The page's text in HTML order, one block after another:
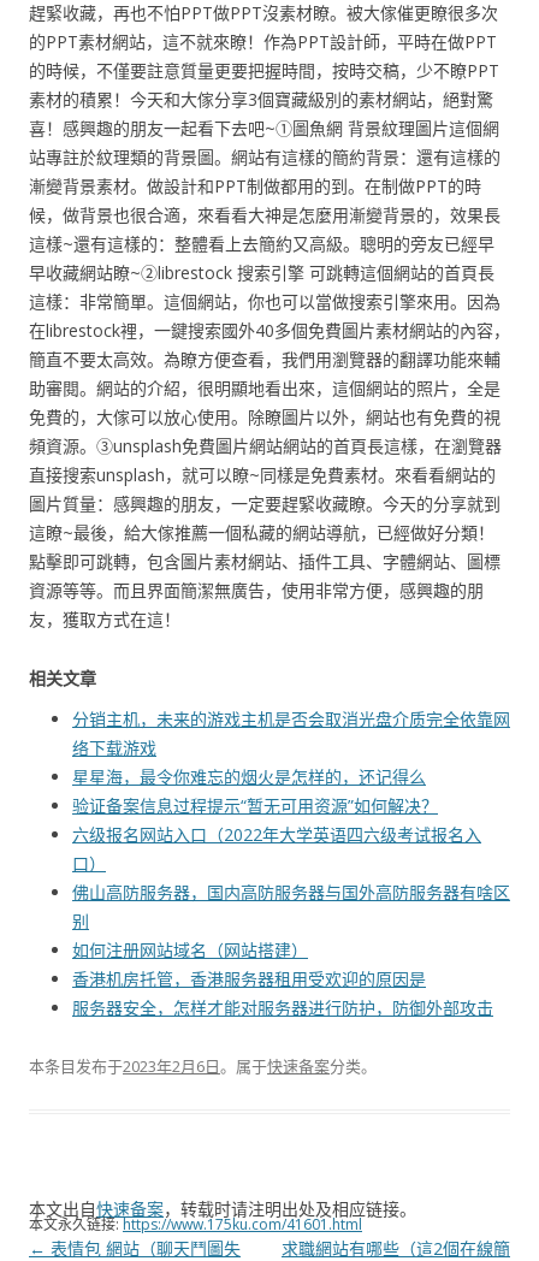
趕緊收藏，再也不怕PPT做PPT沒素材瞭。被大傢催更瞭很多次
的PPT素材網站，這不就來瞭！作為PPT設計師，平時在做PPT
的時候，不僅要註意質量更要把握時間，按時交稿，少不瞭PPT
素材的積累！今天和大傢分享3個寶藏級別的素材網站，絕對驚
喜！感興趣的朋友一起看下去吧~①圖魚網 背景紋理圖片這個網
站專註於紋理類的背景圖。網站有這樣的簡約背景：還有這樣的
漸變背景素材。做設計和PPT制做都用的到。在制做PPT的時
候，做背景也很合適，來看看大神是怎麼用漸變背景的，效果長
這樣~還有這樣的：整體看上去簡約又高級。聰明的旁友已經早
早收藏網站瞭~②librestock 搜索引擎 可跳轉這個網站的首頁長
這樣：非常簡單。這個網站，你也可以當做搜索引擎來用。因為
在librestock裡，一鍵搜索國外40多個免費圖片素材網站的內容，
簡直不要太高效。為瞭方便查看，我們用瀏覽器的翻譯功能來輔
助審閱。網站的介紹，很明顯地看出來，這個網站的照片，全是
免費的，大傢可以放心使用。除瞭圖片以外，網站也有免費的視
頻資源。③unsplash免費圖片網站網站的首頁長這樣，在瀏覽器
直接搜索unsplash，就可以瞭~同樣是免費素材。來看看網站的
圖片質量：感興趣的朋友，一定要趕緊收藏瞭。今天的分享就到
這瞭~最後，給大傢推薦一個私藏的網站導航，已經做好分類！
點擊即可跳轉，包含圖片素材網站、插件工具、字體網站、圖標
資源等等。而且界面簡潔無廣告，使用非常方便，感興趣的朋
友，獲取方式在這！
相关文章
分销主机，未来的游戏主机是否会取消光盘介质完全依靠网
络下载游戏
星星海，最令你难忘的烟火是怎样的，还记得么
验证备案信息过程提示“暂无可用资源”如何解决？
六级报名网站入口（2022年大学英语四六级考试报名入
口）
佛山高防服务器，国内高防服务器与国外高防服务器有啥区
别
如何注册网站域名（网站搭建）
香港机房托管，香港服务器租用受欢迎的原因是
服务器安全，怎样才能对服务器进行防护，防御外部攻击
本条目发布于2023年2月6日。属于快速备案分类。
本文出自快速备案，转载时请注明出处及相应链接。
本文永久链接:https://www.175ku.com/41601.html
文
← 表情包 網站（聊天鬥圖失
求職網站有哪些（這2個在線簡